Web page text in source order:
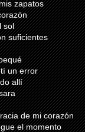
zapatos
sol
suficientes
un error
allí
de mi corazón
el momento